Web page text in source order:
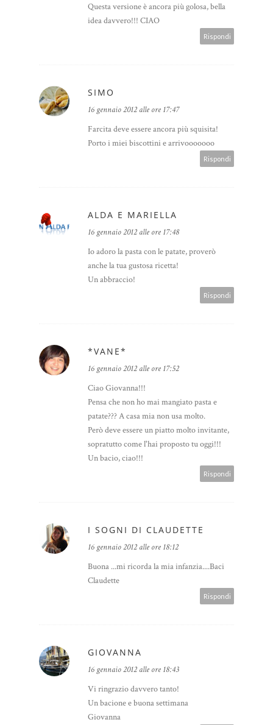
Questa versione è ancora più golosa, bella
idea davvero!!! CIAO
Rispondi
SIMO
16 gennaio 2012 alle ore 17:47
Farcita deve essere ancora più squisita!
Porto i miei biscottini e arrivooooooo
Rispondi
ALDA E MARIELLA
16 gennaio 2012 alle ore 17:48
Io adoro la pasta con le patate, proverò
anche la tua gustosa ricetta!
Un abbraccio!
Rispondi
*VANE*
16 gennaio 2012 alle ore 17:52
Ciao Giovanna!!!
Pensa che non ho mai mangiato pasta e
patate??? A casa mia non usa molto.
Però deve essere un piatto molto invitante,
sopratutto come l'hai proposto tu oggi!!!
Un bacio, ciao!!!
Rispondi
I SOGNI DI CLAUDETTE
16 gennaio 2012 alle ore 18:12
Buona ...mi ricorda la mia infanzia....Baci
Claudette
Rispondi
GIOVANNA
16 gennaio 2012 alle ore 18:43
Vi ringrazio davvero tanto!
Un bacione e buona settimana
Giovanna